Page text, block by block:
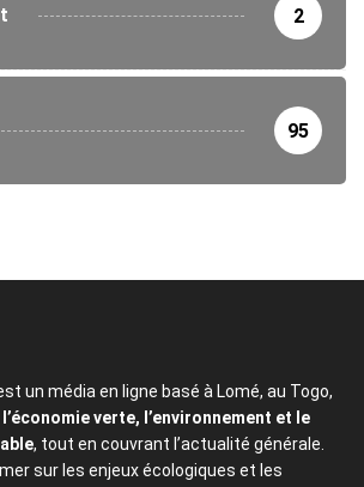
2
95
un média en ligne basé à Lomé, au Togo,
l’économie verte, l’environnement et le
, tout en couvrant l’actualité générale.
sur les enjeux écologiques et les